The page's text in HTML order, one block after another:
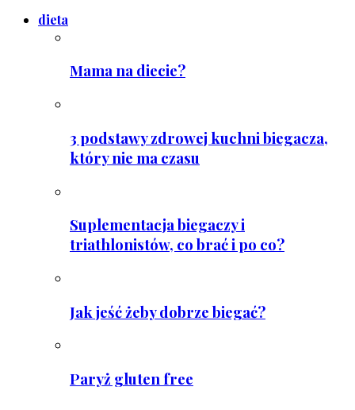
dieta
Mama na diecie?
3 podstawy zdrowej kuchni biegacza,
który nie ma czasu
Suplementacja biegaczy i
triathlonistów, co brać i po co?
Jak jeść żeby dobrze biegać?
Paryż gluten free